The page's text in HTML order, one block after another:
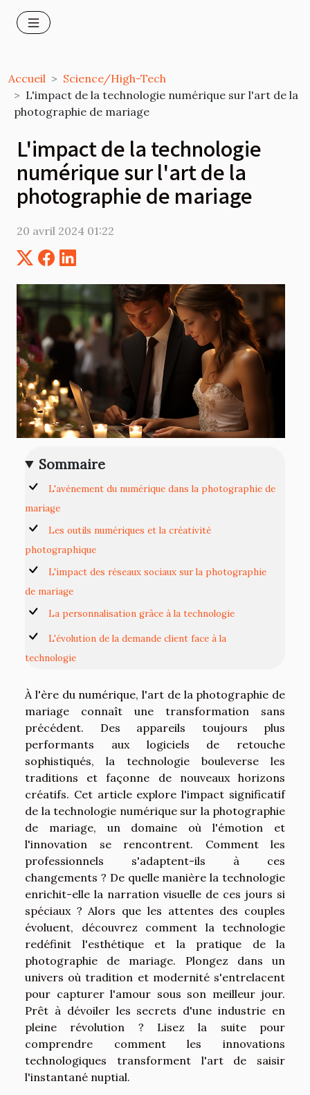
Accueil
Science/High-Tech
L'impact de la technologie numérique sur l'art de la
photographie de mariage
L'impact de la technologie
numérique sur l'art de la
photographie de mariage
20 avril 2024 01:22
Sommaire
L'avènement du numérique dans la photographie de
mariage
Les outils numériques et la créativité
photographique
L'impact des réseaux sociaux sur la photographie
de mariage
La personnalisation grâce à la technologie
L'évolution de la demande client face à la
technologie
À l'ère du numérique, l'art de la photographie de
mariage connaît une transformation sans
précédent. Des appareils toujours plus
performants aux logiciels de retouche
sophistiqués, la technologie bouleverse les
traditions et façonne de nouveaux horizons
créatifs. Cet article explore l'impact significatif
de la technologie numérique sur la photographie
de mariage, un domaine où l'émotion et
l'innovation se rencontrent. Comment les
professionnels s'adaptent-ils à ces
changements ? De quelle manière la technologie
enrichit-elle la narration visuelle de ces jours si
spéciaux ? Alors que les attentes des couples
évoluent, découvrez comment la technologie
redéfinit l'esthétique et la pratique de la
photographie de mariage. Plongez dans un
univers où tradition et modernité s'entrelacent
pour capturer l'amour sous son meilleur jour.
Prêt à dévoiler les secrets d'une industrie en
pleine révolution ? Lisez la suite pour
comprendre comment les innovations
technologiques transforment l'art de saisir
l'instantané nuptial.